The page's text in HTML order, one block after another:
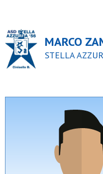
MARCO
STELLA